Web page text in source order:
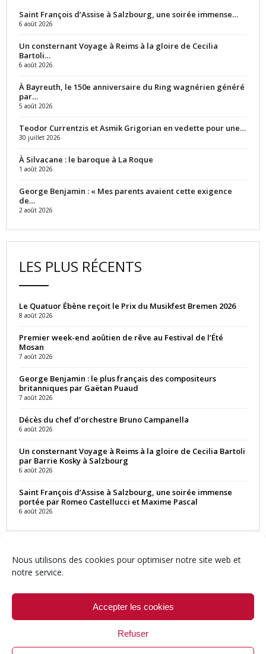
Nous utilisons des cookies pour optimiser notre site web et
notre service.
Accepter les cookies
Refuser
Saint François d’Assise à Salzbourg, une soirée immense…
6 août 2026
Un consternant Voyage à Reims à la gloire de Cecilia
Bartoli…
6 août 2026
À Bayreuth, le 150e anniversaire du Ring wagnérien généré
par…
5 août 2026
Teodor Currentzis et Asmik Grigorian en vedette pour une…
30 juillet 2026
À Silvacane : le baroque à La Roque
1 août 2026
George Benjamin : « Mes parents avaient cette exigence
de…
2 août 2026
LES PLUS RÉCENTS
Le Quatuor Ébène reçoit le Prix du Musikfest Bremen 2026
8 août 2026
Premier week-end aoûtien de rêve au Festival de l’Été
Mosan
7 août 2026
George Benjamin : le plus français des compositeurs
britanniques par Gaëtan Puaud
7 août 2026
Décès du chef d’orchestre Bruno Campanella
6 août 2026
Un consternant Voyage à Reims à la gloire de Cecilia Bartoli
par Barrie Kosky à Salzbourg
6 août 2026
Saint François d’Assise à Salzbourg, une soirée immense
portée par Romeo Castellucci et Maxime Pascal
6 août 2026